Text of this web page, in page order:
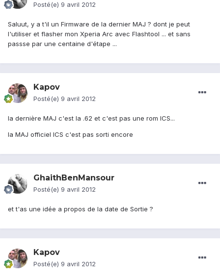
Posté(e) 9 avril 2012
Saluut, y a t'il un Firmware de la dernier MAJ ? dont je peut
l'utiliser et flasher mon Xperia Arc avec Flashtool ... et sans
passse par une centaine d'étape ...
Kapov
Posté(e) 9 avril 2012
la dernière MAJ c'est la .62 et c'est pas une rom ICS...
la MAJ officiel ICS c'est pas sorti encore
GhaithBenMansour
Posté(e) 9 avril 2012
et t'as une idée a propos de la date de Sortie ?
Kapov
Posté(e) 9 avril 2012